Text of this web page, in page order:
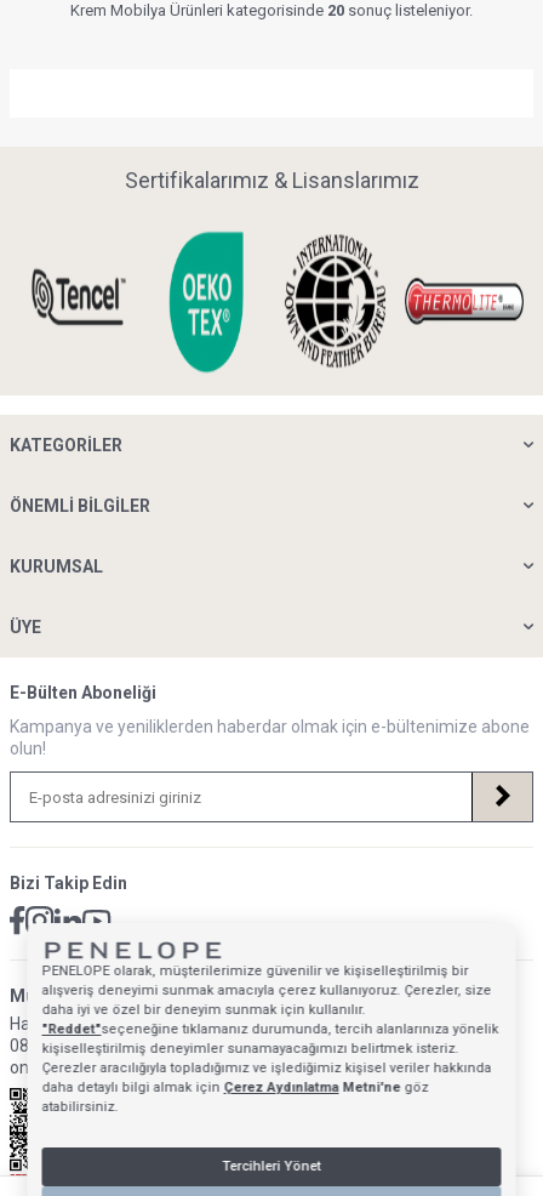
Krem Mobilya Ürünleri kategorisinde 20 sonuç listeleniyor.
Sertifikalarımız & Lisanslarımız
KATEGORILER
ÖNEMLI BILGILER
KURUMSAL
ÜYE
E-Bülten Aboneliği
Kampanya ve yeniliklerden haberdar olmak için e-bültenimize abone
olun!
Bizi Takip Edin
Müsteri Hizmetleri İletişim Adresi
Hafta İçi: 09:00 - 18:00
0850 640 1993
onlinedestek@penelopebedroom.com
PENELOPE olarak, müşterilerimize güvenilir ve kişiselleştirilmiş bir
alışveriş deneyimi sunmak amacıyla çerez kullanıyoruz. Çerezler, size
daha iyi ve özel bir deneyim sunmak için kullanılır.
"Reddet"seçeneğine tıklamanız durumunda, tercih alanlarınıza yönelik
kişiselleştirilmiş deneyimler sunamayacağımızı belirtmek isteriz.
Çerezler aracılığıyla topladığımız ve işlediğimiz kişisel veriler hakkında
daha detaylı bilgi almak için Çerez AydınlatmaMetni'negöz
atabilirsiniz.
Tercihleri Yönet